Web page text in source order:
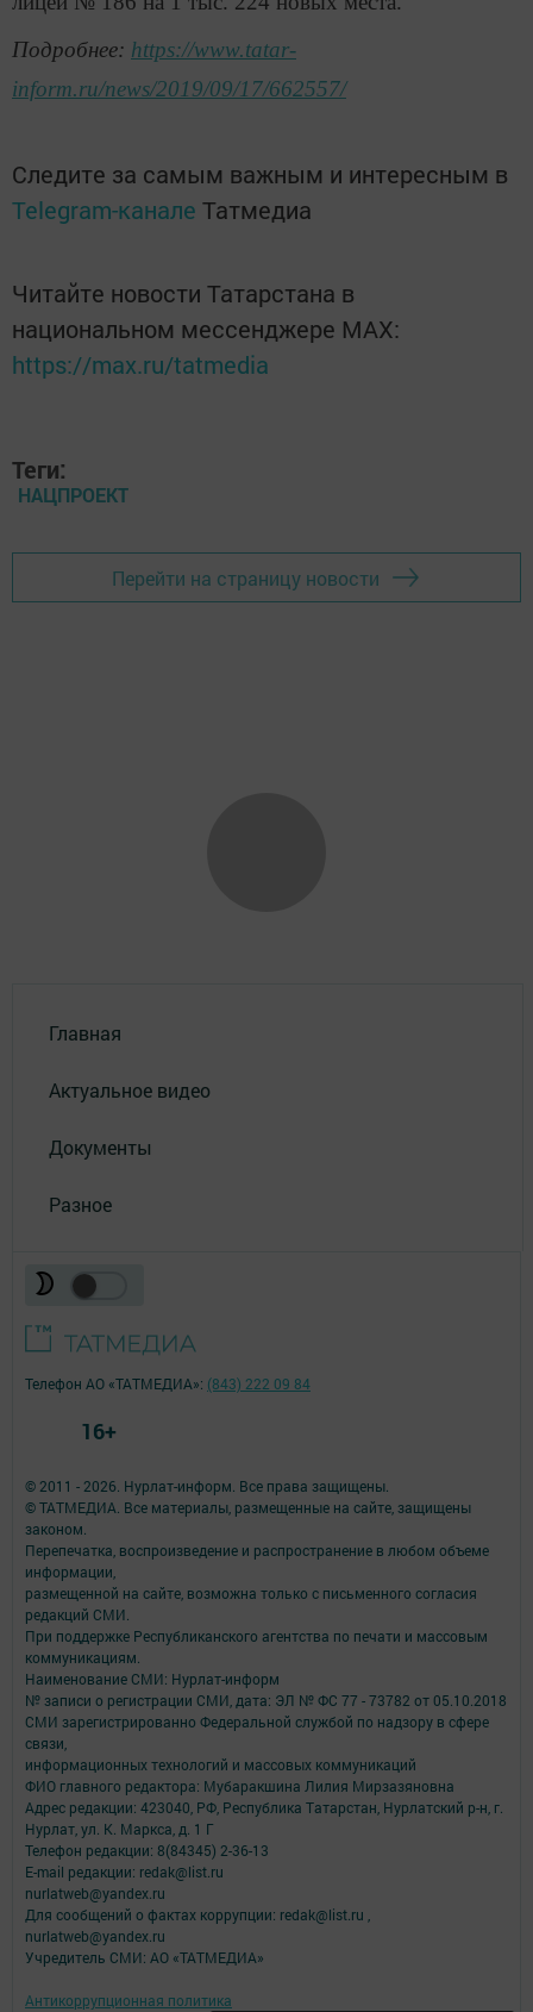
Подробнее: https://www.tatar-
inform.ru/news/2019/09/17/662557/
Следите за самым важным и интересным в
Telegram-канале Татмедиа
Читайте новости Татарстана в
национальном мессенджере MАХ:
https://max.ru/tatmedia
Теги:
НАЦПРОЕКТ
Перейти на страницу новости
Главная
Актуальное видео
Документы
Разное
© 2011 - 2026. Нурлат-⁠информ. Все права защищены.
© ТАТМЕДИА. Все материалы, размещенные на сайте, защищены
законом.
Перепечатка, воспроизведение и распространение в любом объеме
информации,
размещенной на сайте, возможна только с письменного согласия
редакций СМИ.
При поддержке Республиканского агентства по печати и массовым
коммуникациям.
Наименование СМИ: Нурлат-⁠информ
№ записи о регистрации СМИ, дата: ЭЛ № ФС 77 -⁠ 73782 от 05.10.2018
СМИ зарегистрированно Федеральной службой по надзору в сфере
связи,
информационных технологий и массовых коммуникаций
ФИО главного редактора: Мубаракшина Лилия Мирзазяновна
Адрес редакции: 423040, РФ, Республика Татарстан, Нурлатский р-н, г.
Нурлат, ул. К. Маркса, д. 1 Г
Телефон редакции: 8(84345) 2-36-13
E-mail редакции: redak@list.ru
nurlatweb@yandex.ru
Для сообщений о фактах коррупции: redak@list.ru ,
nurlatweb@yandex.ru
Учредитель СМИ: АО «ТАТМЕДИА»
Антикоррупционная политика
Телефон АО «ТАТМЕДИА»: (843) 222 09 84
16+